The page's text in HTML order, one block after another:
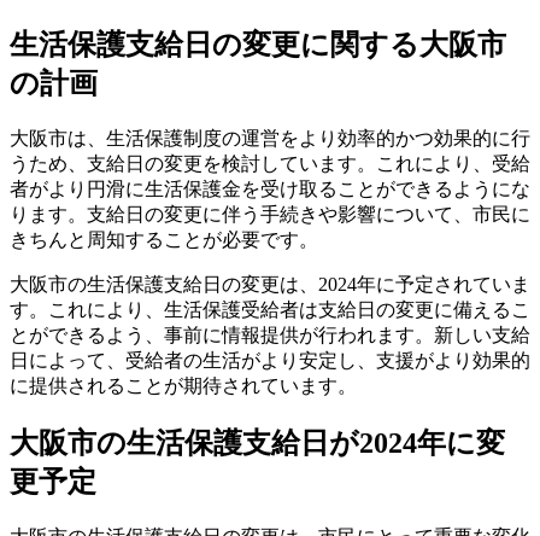
生活保護支給日の変更に関する大阪市
の計画
大阪市は、生活保護制度の運営をより効率的かつ効果的に行
うため、支給日の変更を検討しています。これにより、受給
者がより円滑に生活保護金を受け取ることができるようにな
ります。支給日の変更に伴う手続きや影響について、市民に
きちんと周知することが必要です。
大阪市の生活保護支給日の変更は、2024年に予定されていま
す。これにより、生活保護受給者は支給日の変更に備えるこ
とができるよう、事前に情報提供が行われます。新しい支給
日によって、受給者の生活がより安定し、支援がより効果的
に提供されることが期待されています。
大阪市の生活保護支給日が2024年に変
更予定